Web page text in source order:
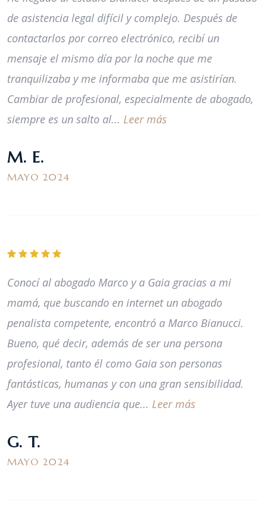
de asistencia legal difícil y complejo. Después de
contactarlos por correo electrónico, recibí un
mensaje el mismo día por la noche que me
tranquilizaba y me informaba que me asistirían.
Cambiar de profesional, especialmente de abogado,
siempre es un salto al... Leer más
M. E.
MAYO 2024
Conocí al abogado Marco y a Gaia gracias a mi
mamá, que buscando en internet un abogado
penalista competente, encontró a Marco Bianucci.
Bueno, qué decir, además de ser una persona
profesional, tanto él como Gaia son personas
fantásticas, humanas y con una gran sensibilidad.
Ayer tuve una audiencia que... Leer más
G. T.
MAYO 2024